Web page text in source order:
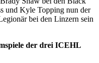
und Kyle Topping nun der
bei den Linzern sein
der drei ICEHL